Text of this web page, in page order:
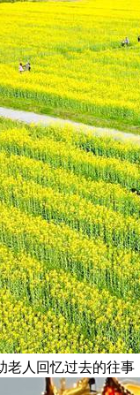
老人回忆过去的往